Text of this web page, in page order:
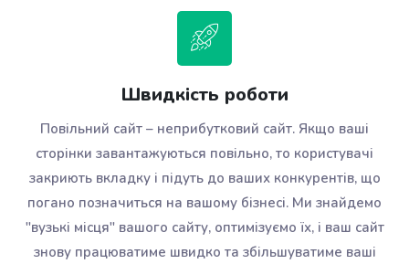
Швидкість роботи
Повільний сайт – неприбутковий сайт. Якщо ваші
сторінки завантажуються повільно, то користувачі
закриють вкладку і підуть до ваших конкурентів, що
погано позначиться на вашому бізнесі. Ми знайдемо
"вузькі місця" вашого сайту, оптимізуємо їх, і ваш сайт
знову працюватиме швидко та збільшуватиме ваші